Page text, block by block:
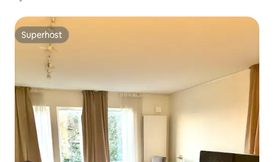
Superhost
Superhost